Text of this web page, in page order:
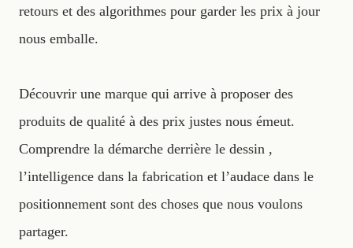
retours et des algorithmes pour garder les prix à jour
nous emballe.
Découvrir une marque qui arrive à proposer des
produits de qualité à des prix justes nous émeut.
Comprendre la démarche derrière le dessin ,
l’intelligence dans la fabrication et l’audace dans le
positionnement sont des choses que nous voulons
partager.